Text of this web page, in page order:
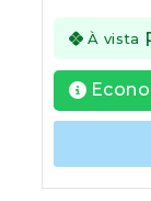
5
À vista